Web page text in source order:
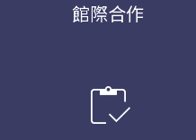
館際合作
inventory